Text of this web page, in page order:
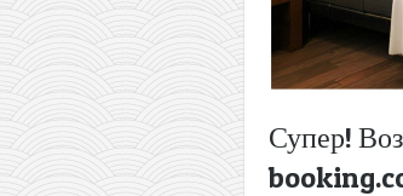
Супер!